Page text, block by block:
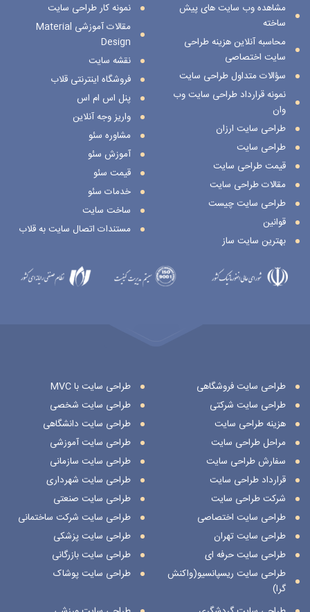
نمونه کار طراحی سایت
مقالات آموزشی Material
Design
نقشه سایت
فروشگاه اینترنتی قلاب
پنل اس ام اس
واریز وجه آنلاین
مشاوره سئو
آموزش سئو
قیمت سئو
خدمات سئو
ساخت سایت
مستندات اتصال سایت به قلاب
مشاهده وب سایت های پیش
ساخته
محاسبه آنلاین هزینه طراحی
سایت اختصاصی
سؤالات متداول طراحی سایت
نمونه قرارداد طراحی سایت وب
وان
طراحی سایت ارزان
طراحی سایت
قیمت طراحی سایت
مقالات طراحی سایت
طراحی سایت چیست
قوانین
بهترین سایت ساز
طراحی سایت فروشگاهی
طراحی سایت شرکتی
هزینه طراحی سایت
مراحل طراحی سایت
سفارش طراحی سایت
قرارداد طراحی سایت
شرکت طراحی سایت
طراحی سایت اختصاصی
طراحی سایت تهران
طراحی سایت حرفه ای
طراحی سایت ریسپانسیو(واکنش
گرا)
طراحی سایت با MVC
طراحی سایت شخصی
طراحی سایت دانشگاهی
طراحی سایت آموزشی
طراحی سایت سازمانی
طراحی سایت شهرداری
طراحی سایت صنعتی
طراحی سایت شرکت ساختمانی
طراحی سایت پزشکی
طراحی سایت بازرگانی
طراحی سایت پوشاک